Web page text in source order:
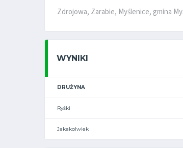
Zdrojowa, Zarabie, Myślenice, gmina
WYNIKI
DRUŻYNA
Ryśki
Jakakolwiek